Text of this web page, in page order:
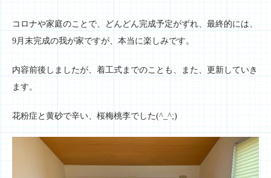
コロナや家庭のことで、どんどん完成予定がずれ、最終的には、
9月末完成の我が家ですが、本当に楽しみです。
内容前後しましたが、着工式までのことも、また、更新していき
ます。
花粉症と黄砂で辛い、桜梅桃李でした(^_^;)